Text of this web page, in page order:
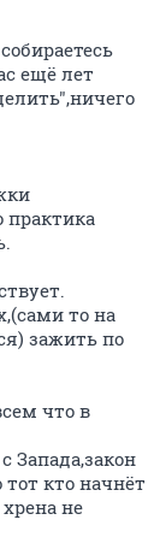
ещё лет
практика
то на
зажить по
что в
Запада,закон
кто начнёт
не